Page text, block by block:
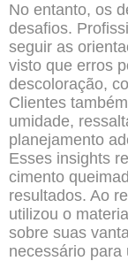
No entanto, os
desafios.
seguir as
visto que erros
descoloração,
Clientes
umidade,
planejamento
Esses insights
cimento
resultados. Ao
utilizou o
sobre suas
necessário para